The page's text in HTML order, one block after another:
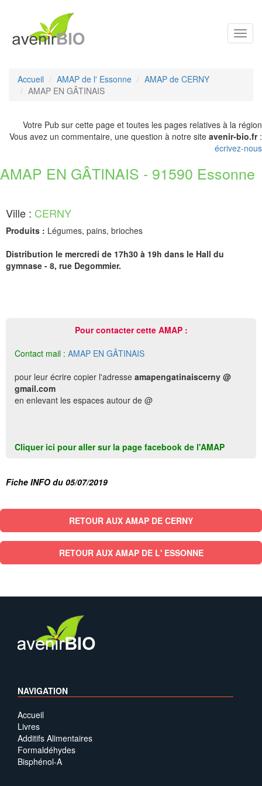
Accueil AMAP de l' Essonne
AMAP de CERNY
AMAP EN GÂTINAIS
Votre Pub sur cette page et toutes les pages relatives à la région
Vous avez un commentaire, une question à notre site avenir-bio.fr:
écrivez-nous
AMAP EN GÂTINAIS - 91590 Essonne
Ville : CERNY
Produits : Légumes, pains, brioches
Distribution le mercredi de 17h30 à 19h dans le Hall du
gymnase - 8, rue Degommier.
Pour contacter cette AMAP :
Contact mail : AMAP EN GÂTINAIS
pour leur écrire copier l'adresse amapengatinaiscerny @
gmail.com
en enlevant les espaces autour de @
Cliquer ici pour aller sur la page facebook de l'AMAP
Fiche INFO du 05/07/2019
RETOUR AUX AMAP DE CERNY
RETOUR AUX AMAP DE L' ESSONNE
NAVIGATION
Accueil
Livres
Additifs Alimentaires
Formaldéhydes
Bisphénol-A